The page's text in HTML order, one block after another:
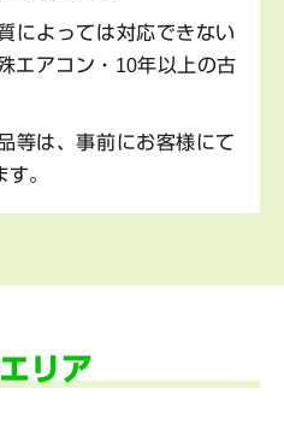
によっては対応できない
エアコン・10年以上の古
等は、事前にお客様にて
。
リア